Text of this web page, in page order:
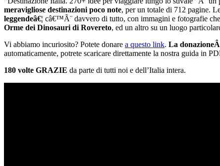
meravigliose destinazioni poco note, per un totale di 712 pagine.
leggendeâ€¦ câ€™Ã¨ davvero di tutto, con immagini e fotografie
Orme dei Dinosauri di Rovereto, ed un altro su un luogo
Vi abbiamo incuriosito? Potete donare a questo link. La donazione
automaticamente, potrete scaricare direttamente la nostra guida in
180 volte GRAZIE da parte di tutti noi e dell’Italia intera.